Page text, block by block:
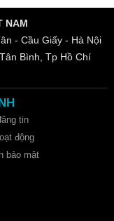
NAM
- Cầu Giấy - Hà Nội
Bình, Tp Hồ Chí
tin
động
bảo mật